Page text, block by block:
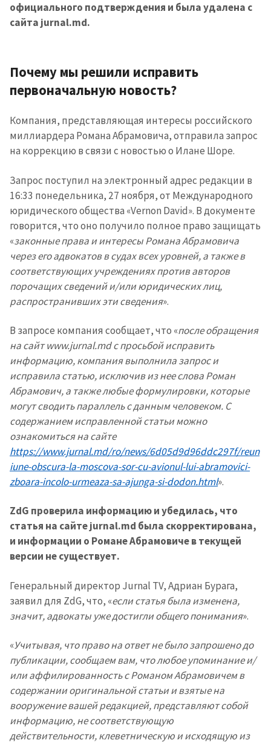
Отправить О ZDG
în Română in English
официального подтверждения и была удалена с
сайта jurnal.md.
Почему мы решили исправить
первоначальную новость?
Компания, представляющая интересы российского
миллиардера Романа Абрамовича, отправила запрос
на коррекцию в связи с новостью о Илане Шоре.
Запрос поступил на электронный адрес редакции в
16:33 понедельника, 27 ноября, от Международного
юридического общества «Vernon David». В документе
говорится, что оно получило полное право защищать
«законные права и интересы Романа Абрамовича
через его адвокатов в судах всех уровней, а также в
соответствующих учреждениях против авторов
порочащих сведений и/или юридических лиц,
распространивших эти сведения».
В запросе компания сообщает, что «после обращения
на сайт www.jurnal.md с просьбой исправить
информацию, компания выполнила запрос и
исправила статью, исключив из нее слова Роман
Абрамович, а также любые формулировки, которые
могут сводить параллель с данным человеком. С
содержанием исправленной статьи можно
ознакомиться на сайте
https://www.jurnal.md/ro/news/6d05d9d96ddc297f/reun
iune-obscura-la-moscova-sor-cu-avionul-lui-abramovici-
zboara-incolo-urmeaza-sa-ajunga-si-dodon.html».
ZdG проверила информацию и убедилась, что
статья на сайте jurnal.md была скорректирована,
и информации о Романе Абрамовиче в текущей
версии не существует.
Генеральный директор Jurnal TV, Адриан Бурага,
заявил для ZdG, что, «если статья была изменена,
значит, адвокаты уже достигли общего понимания».
«Учитывая, что право на ответ не было запрошено до
публикации, сообщаем вам, что любое упоминание и/
или аффилированность с Романом Абрамовичем в
содержании оригинальной статьи и взятые на
вооружение вашей редакцией, представляют собой
информацию, не соответствующую
действительности, клеветническую и исходящую из